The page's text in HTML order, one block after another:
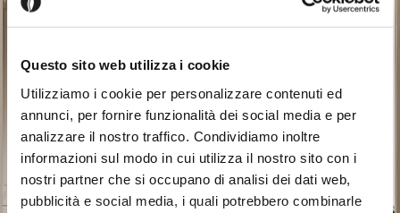
Questo sito web utilizza i cookie
Utilizziamo i cookie per personalizzare contenuti ed
annunci, per fornire funzionalità dei social media e per
analizzare il nostro traffico. Condividiamo inoltre
informazioni sul modo in cui utilizza il nostro sito con i
nostri partner che si occupano di analisi dei dati web,
pubblicità e social media, i quali potrebbero combinarle